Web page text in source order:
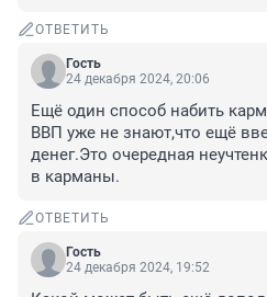
ОТВЕТИТЬ
Гость
24 декабря 2024, 20:06
Ещё один способ набить
ВВП уже не знают,что ещё
денег.Это очередная
в карманы.
ОТВЕТИТЬ
Гость
24 декабря 2024, 19:52